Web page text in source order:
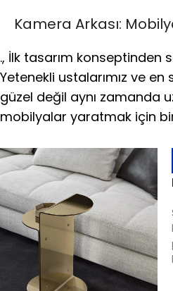
Kamera Arkası:
., İlk tasarım konseptinden
Yetenekli ustalarımız ve
güzel değil aynı zamanda
mobilyalar yaratmak için